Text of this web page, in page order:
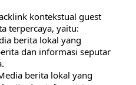
kontekstual guest
terpercaya, yaitu:
berita lokal yang
dan informasi seputar
berita lokal yang